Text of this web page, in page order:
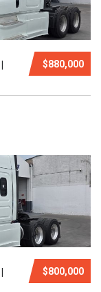
$880,000
$800,000